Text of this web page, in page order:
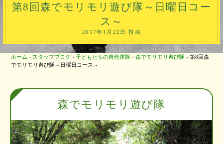
第8回森でモリモリ遊び隊～日曜日コー
ス～
2017年1月22日 投稿
ホーム › スタッフブログ › 子どもたちの自然体験 › 森でモリモリ遊び隊 › 第8回森
でモリモリ遊び隊～日曜日コース～
森でモリモリ遊び隊